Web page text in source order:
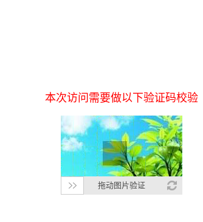
本次访问需要做以下验证码校验
拖动图片验证